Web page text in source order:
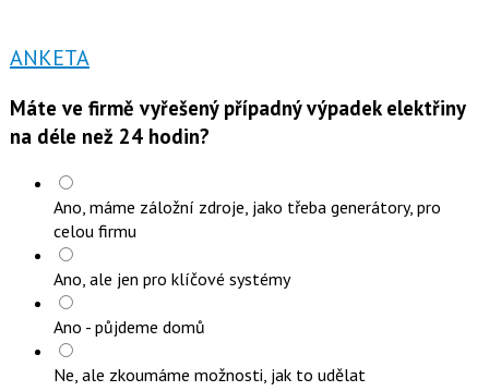
ANKETA
Máte ve firmě vyřešený případný výpadek elektřiny
na déle než 24 hodin?
Ano, máme záložní zdroje, jako třeba generátory, pro
celou firmu
Ano, ale jen pro klíčové systémy
Ano - půjdeme domů
Ne, ale zkoumáme možnosti, jak to udělat